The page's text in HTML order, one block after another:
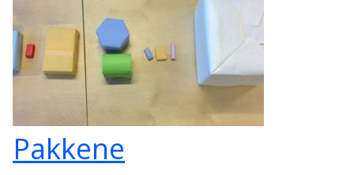
Pakkene